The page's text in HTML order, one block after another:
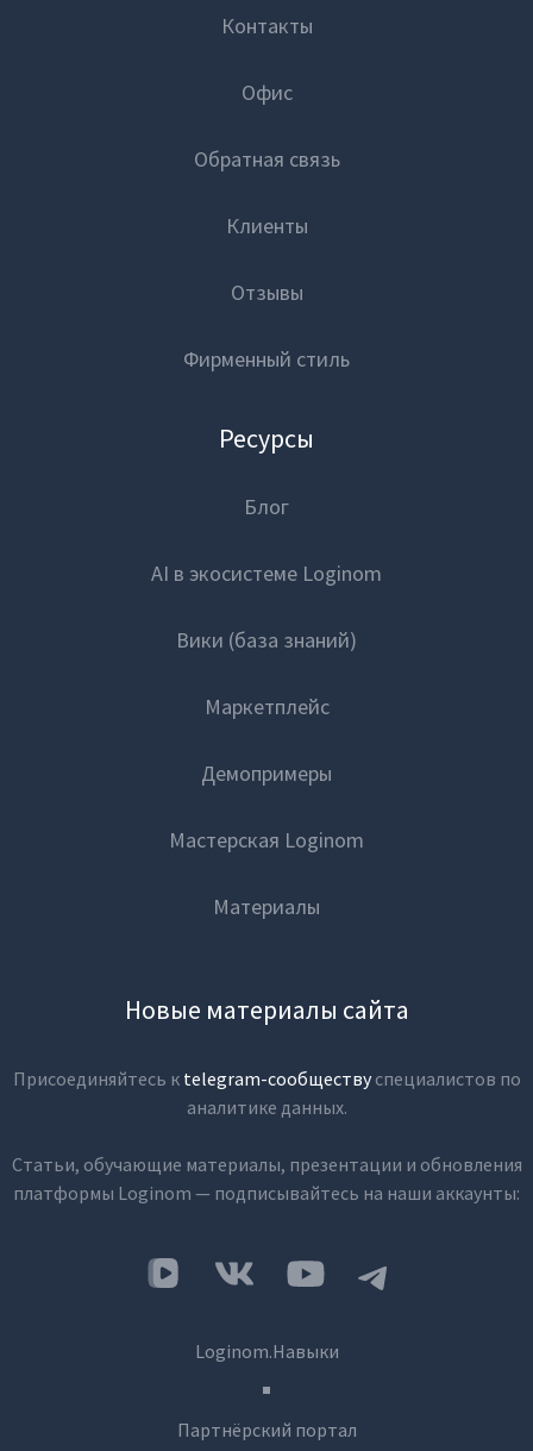
Контакты
Офис
Обратная связь
Клиенты
Отзывы
Фирменный стиль
Ресурсы
Блог
AI в экосистеме Loginom
Вики (база знаний)
Маркетплейс
Демопримеры
Мастерская Loginom
Материалы
Новые материалы сайта
Присоединяйтесь к telegram-сообществуспециалистов по
аналитике данных.
Статьи, обучающие материалы, презентации и обновления
платформы Loginom — подписывайтесь на наши аккаунты:
Loginom.Навыки
Партнёрский портал